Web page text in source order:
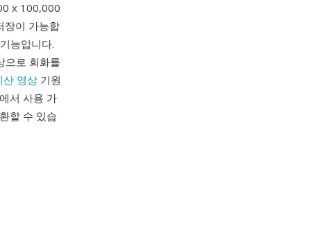
x 100,000
장이 가능합
능입니다.
으로 회화를
산 영상 기원
서 사용 가
할 수 있습